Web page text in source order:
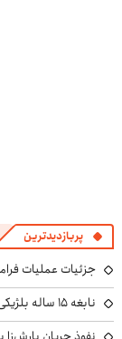
پربازدیدترین
جزئیات عملیات
نابغه ۱۵ ساله بلژیکی راز طول عمر و توقف پیری انسان را کشف می‌کند؟